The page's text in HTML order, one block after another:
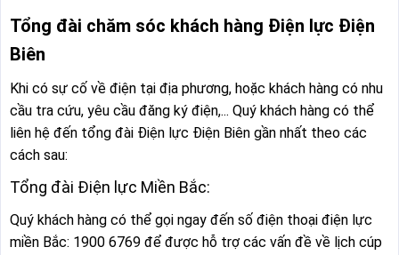
Tổng đài chăm sóc khách hàng Điện lực Điện
Biên
Khi có sự cố về điện tại địa phương, hoặc khách hàng có nhu
cầu tra cứu, yêu cầu đăng ký điện,... Quý khách hàng có thể
liên hệ đến tổng đài Điện lực Điện Biên gần nhất theo các
cách sau:
Tổng đài Điện lực Miền Bắc:
Quý khách hàng có thể gọi ngay đến số điện thoại điện lực
miền Bắc: 1900 6769 để được hỗ trợ các vấn đề về lịch cúp